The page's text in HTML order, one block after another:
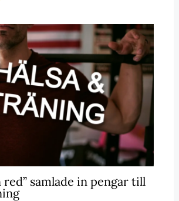
red” samlade in pengar till